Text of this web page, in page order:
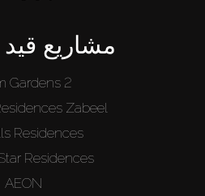
مشاريع قيد
Gardens 2
Zabeel
Residences
Residences
AEON